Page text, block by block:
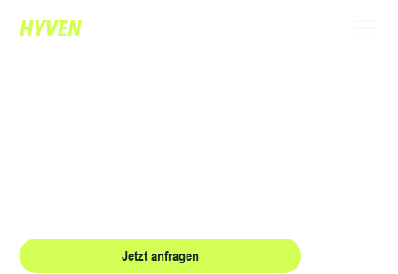
Jetzt anfragen